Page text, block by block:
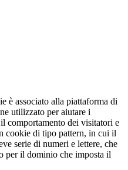
è associato alla piattaforma di
utilizzato per aiutare i
comportamento dei visitatori e
cookie di tipo pattern, in cui il
serie di numeri e lettere, che
per il dominio che imposta il